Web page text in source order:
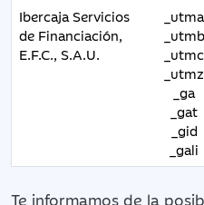
Ibercaja Servicios
de Financiación,
E.F.C., S.A.U.
_utma
_utmb
_utmc
_utmz
_ga
_gat
_gid
_gali
Te informamos de la